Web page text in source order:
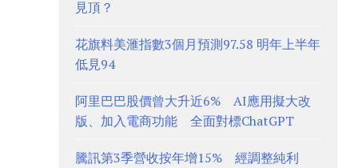
見頂？
花旗料美滙指數3個月預測97.58 明年上半年
低見94
阿里巴巴股價曾大升近6% AI應用擬大改
版、加入電商功能 全面對標ChatGPT
騰訊第3季營收按年增15% 經調整純利